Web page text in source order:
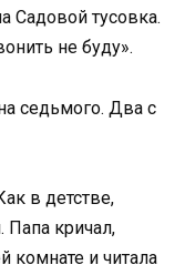
Садовой тусовка.
не буду».
седьмого. Два с
в детстве,
Папа кричал,
комнате и читала